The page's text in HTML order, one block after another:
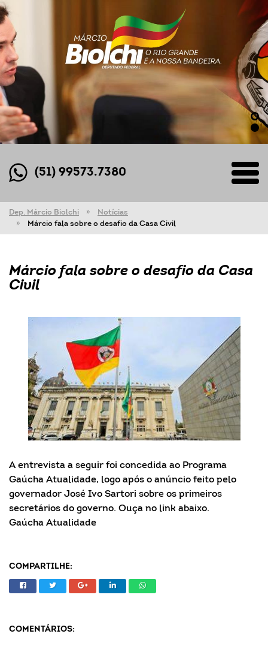
(51) 99573.7380
Dep. Márcio Biolchi
Notícias
Márcio fala sobre o desafio da Casa Civil
Márcio fala sobre o desafio da Casa
Civil
A entrevista a seguir foi concedida ao Programa
Gaúcha Atualidade, logo após o anúncio feito pelo
governador José Ivo Sartori sobre os primeiros
secretários do governo. Ouça no link abaixo.
Gaúcha Atualidade
COMPARTILHE:
COMENTÁRIOS: